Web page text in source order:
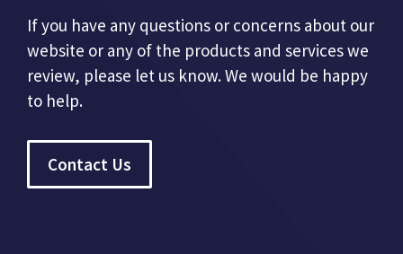
If you have any questions or concerns about our
website or any of the products and services we
review, please let us know. We would be happy
to help.
Contact Us